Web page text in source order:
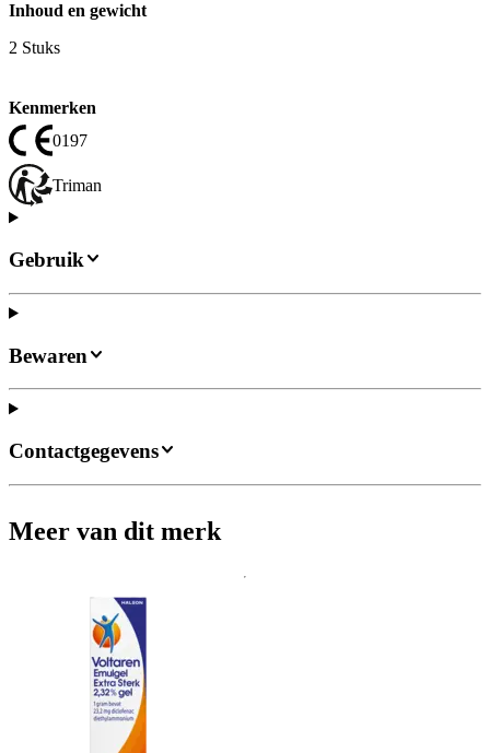
Inhoud en gewicht
2 Stuks
Kenmerken
0197
Triman
Gebruik
Bewaren
Contactgegevens
Meer van dit merk